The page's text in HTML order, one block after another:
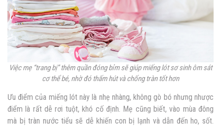
Việc mẹ “trang bị” thêm quần đóng bỉm sẽ giúp miếng lót sơ sinh ôm sát
cơ thể bé, nhờ đó thấm hút và chống tràn tốt hơn
Ưu điểm của miếng lót này là nhẹ nhàng, không gò bó nhưng nhược
điểm là rất dễ rơi tuột, khó cố định. Mẹ cũng biết, vào mùa đông
mà bị tràn nước tiểu sẽ dễ khiến con bị lạnh và dẫn đến ho, sốt.